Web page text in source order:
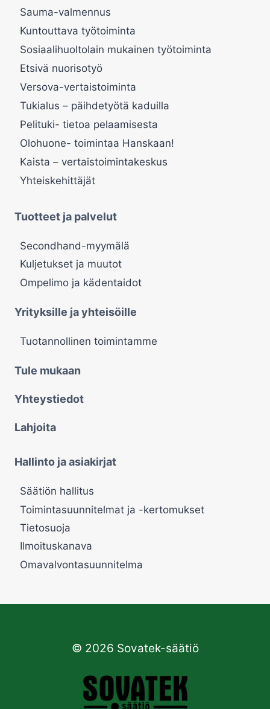
Sauma-valmennus
Kuntouttava työtoiminta
Sosiaalihuoltolain mukainen työtoiminta
Etsivä nuorisotyö
Versova-vertaistoiminta
Tukialus – päihdetyötä kaduilla
Pelituki- tietoa pelaamisesta
Olohuone- toimintaa Hanskaan!
Kaista – vertaistoimintakeskus
Yhteiskehittäjät
Tuotteet ja palvelut
Secondhand-myymälä
Kuljetukset ja muutot
Ompelimo ja kädentaidot
Yrityksille ja yhteisöille
Tuotannollinen toimintamme
Tule mukaan
Yhteystiedot
Lahjoita
Hallinto ja asiakirjat
Säätiön hallitus
Toimintasuunnitelmat ja -kertomukset
Tietosuoja
Ilmoituskanava
Omavalvontasuunnitelma
© 2026 Sovatek-säätiö